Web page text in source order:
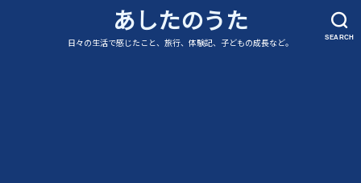
SEARCH
あしたのうた
日々の生活で感じたこと、旅行、体験記、子どもの成長など。